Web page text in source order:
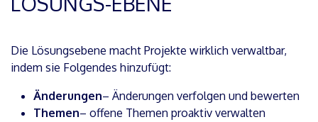
Die Lösungsebene macht Projekte wirklich verwaltbar,
indem sie Folgendes hinzufügt:
Änderungen– Änderungen verfolgen und bewerten
Themen– offene Themen proaktiv verwalten